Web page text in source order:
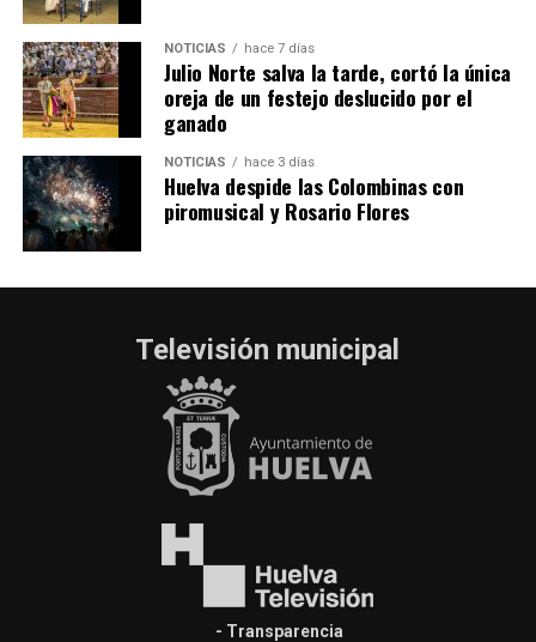
NOTICIAS hace 7 días
Julio Norte salva la tarde, cortó la única
oreja de un festejo deslucido por el
ganado
NOTICIAS hace 3 días
Huelva despide las Colombinas con
piromusical y Rosario Flores
Televisión municipal
- Transparencia